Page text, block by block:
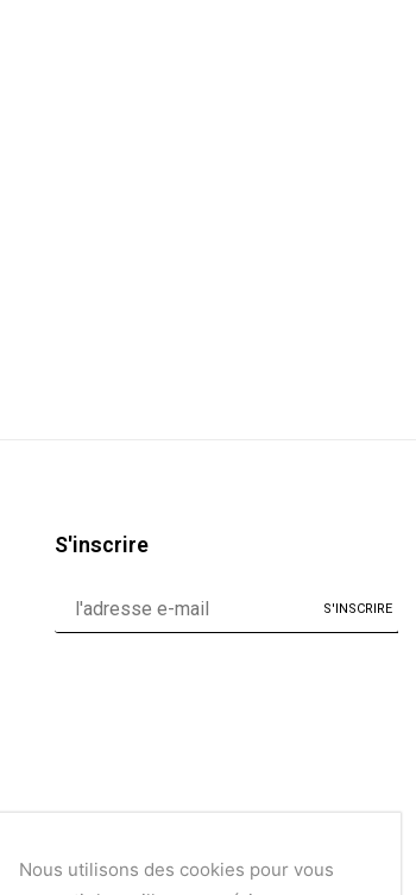
S'inscrire
Nous utilisons des cookies pour vous